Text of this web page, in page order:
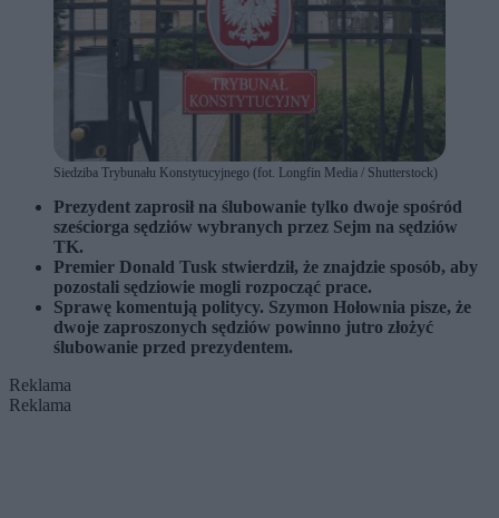
Siedziba Trybunału Konstytucyjnego (fot. Longfin Media / Shutterstock)
Prezydent zaprosił na ślubowanie tylko dwoje spośród
sześciorga sędziów wybranych przez Sejm na sędziów
TK.
Premier Donald Tusk stwierdził, że znajdzie sposób, aby
pozostali sędziowie mogli rozpocząć prace.
Sprawę komentują politycy. Szymon Hołownia pisze, że
dwoje zaproszonych sędziów powinno jutro złożyć
ślubowanie przed prezydentem.
Reklama
Reklama